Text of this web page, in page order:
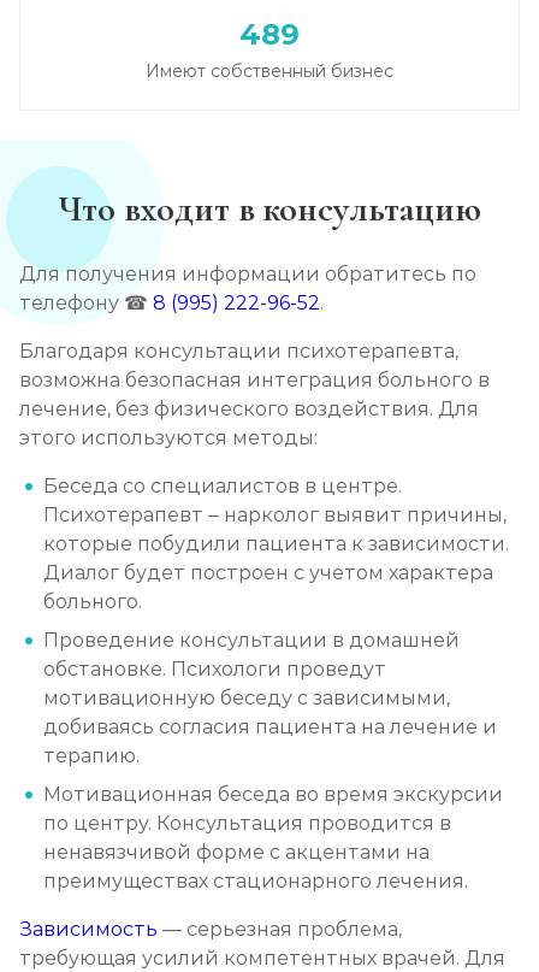
489
Имеют собственный бизнес
Что входит в консультацию
Для получения информации обратитесь по
телефону ☎ 8 (995) 222-96-52.
Благодаря консультации психотерапевта,
возможна безопасная интеграция больного в
лечение, без физического воздействия. Для
этого используются методы:
Беседа со специалистов в центре.
Психотерапевт – нарколог выявит причины,
которые побудили пациента к зависимости.
Диалог будет построен с учетом характера
больного.
Проведение консультации в домашней
обстановке. Психологи проведут
мотивационную беседу с зависимыми,
добиваясь согласия пациента на лечение и
терапию.
Мотивационная беседа во время экскурсии
по центру. Консультация проводится в
ненавязчивой форме с акцентами на
преимуществах стационарного лечения.
Зависимость — серьезная проблема,
требующая усилий компетентных врачей. Для